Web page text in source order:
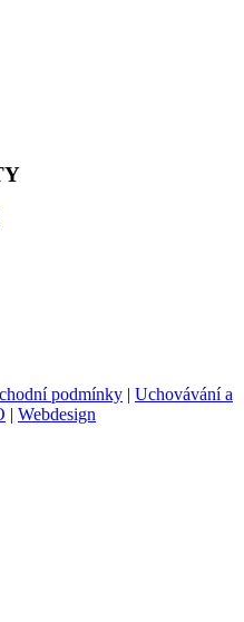
podmínky | Uchovávání a
| Webdesign